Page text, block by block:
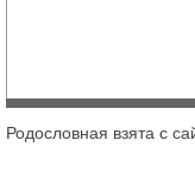
Родословная взята с